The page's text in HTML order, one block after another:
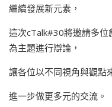
繼續發展新元素，
這次cTalk#30將邀請多位
為主題進行辯論，
讓各位以不同視角與觀點
進一步做更多元的交流。